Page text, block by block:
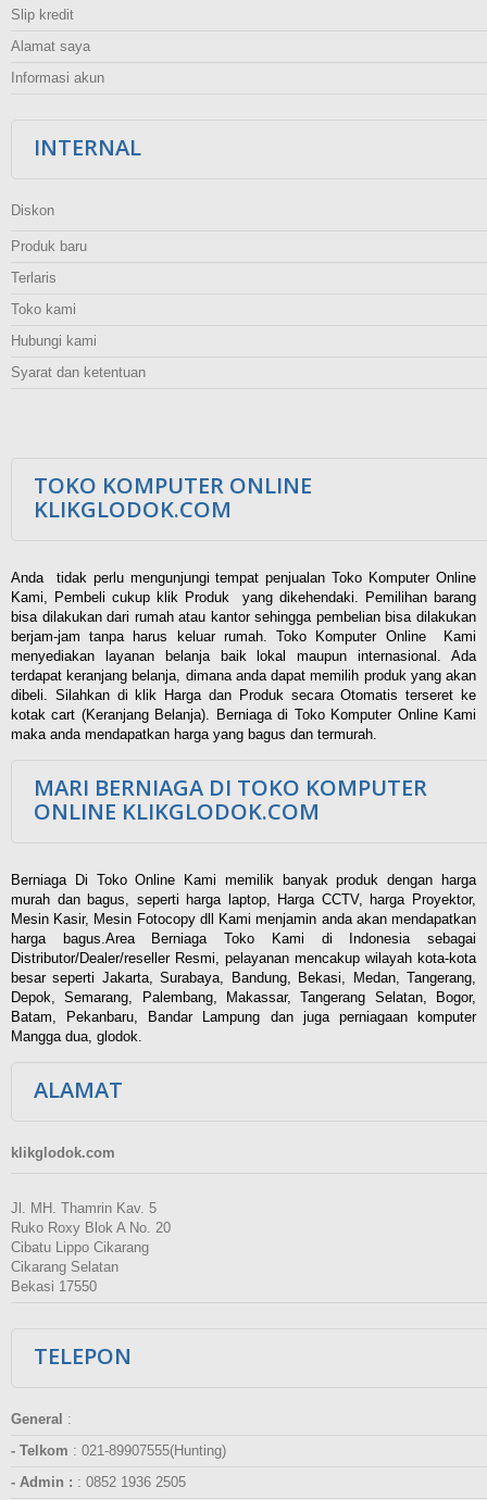
Slip kredit
Alamat saya
Informasi akun
INTERNAL
Diskon
Produk baru
Terlaris
Toko kami
Hubungi kami
Syarat dan ketentuan
TOKO KOMPUTER ONLINE
KLIKGLODOK.COM
Anda tidak perlu mengunjungi tempat penjualan Toko Komputer Online
Kami, Pembeli cukup klik Produk yang dikehendaki. Pemilihan barang
bisa dilakukan dari rumah atau kantor sehingga pembelian bisa dilakukan
berjam-jam tanpa harus keluar rumah. Toko Komputer Online Kami
menyediakan layanan belanja baik lokal maupun internasional. Ada
terdapat keranjang belanja, dimana anda dapat memilih produk yang akan
dibeli. Silahkan di klik Harga dan Produk secara Otomatis terseret ke
kotak cart (Keranjang Belanja). Berniaga di Toko Komputer Online Kami
maka anda mendapatkan harga yang bagus dan termurah.
MARI BERNIAGA DI TOKO KOMPUTER
ONLINE KLIKGLODOK.COM
Berniaga Di Toko Online Kami memilik banyak produk dengan harga
murah dan bagus, seperti harga laptop, Harga CCTV, harga Proyektor,
Mesin Kasir, Mesin Fotocopy dll Kami menjamin anda akan mendapatkan
harga bagus.Area Berniaga Toko Kami di Indonesia sebagai
Distributor/Dealer/reseller Resmi, pelayanan mencakup wilayah kota-kota
besar seperti Jakarta, Surabaya, Bandung, Bekasi, Medan, Tangerang,
Depok, Semarang, Palembang, Makassar, Tangerang Selatan, Bogor,
Batam, Pekanbaru, Bandar Lampung dan juga perniagaan komputer
Mangga dua, glodok.
ALAMAT
klikglodok.com
Jl. MH. Thamrin Kav. 5
Ruko Roxy Blok A No. 20
Cibatu Lippo Cikarang
Cikarang Selatan
Bekasi 17550
TELEPON
General :
- Telkom : 021-89907555(Hunting)
- Admin : : 0852 1936 2505